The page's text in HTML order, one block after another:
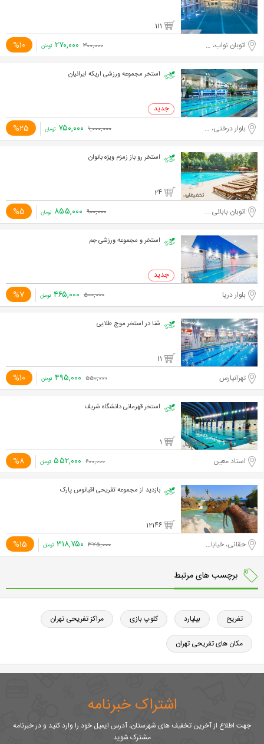
111
اتوبان نواب، محبوب مجاز شرقی %10 ۳۰۰,۰۰۰ ۲۷۰,۰۰۰ تومان
استخر مجموعه ورزشی اریکه ایرانیان
بلوار درختی، خیابان فرحزادی %25 ۱,۰۰۰,۰۰۰ ۷۵۰,۰۰۰ تومان
استخر رو باز زمزم ویژه بانوان
24
اتوبان بابائی - بعد از خروجی لشگرک %5 ۹۰۰,۰۰۰ ۸۵۵,۰۰۰ تومان
استخر و مجموعه ورزشی جم
بلوار دریا %7 ۵۰۰,۰۰۰ ۴۶۵,۰۰۰ تومان
شنا در استخر موج طلایی
11
تهرانپارس %10 ۵۵۰,۰۰۰ ۴۹۵,۰۰۰ تومان
استخر قهرمانی دانشگاه شریف
1
استاد معین %8 ۶۰۰,۰۰۰ ۵۵۲,۰۰۰ تومان
بازدید از مجموعه تفریحی اقیانوس پارک
12146
حقانی، خیابان شهیدی %15 ۳۷۵,۰۰۰ ۳۱۸,۷۵۰ تومان
برچسب های مرتبط
تفریح بیلیارد کلوپ بازی مراکز تفریحی تهران
مکان های تفریحی تهران
اشتراک خبرنامه
جهت اطلاع از آخرین تخفیف های شهرستان، آدرس ایمیل خود را وارد کنید و در خبرنامه
مشترک شوید